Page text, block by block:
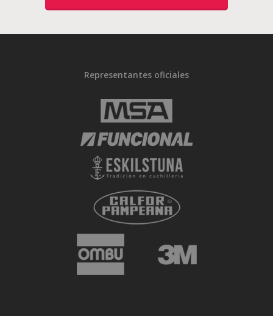
Representantes oficiales